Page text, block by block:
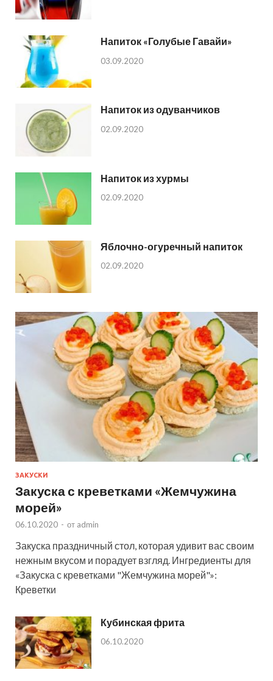
Напиток «Голубые Гавайи»
03.09.2020
Напиток из одуванчиков
02.09.2020
Напиток из хурмы
02.09.2020
Яблочно-огуречный напиток
02.09.2020
ЗАКУСКИ
Закуска с креветками «Жемчужина
морей»
06.10.2020 - от admin
Закуска праздничный стол, которая удивит вас своим
нежным вкусом и порадует взгляд. Ингредиенты для
«Закуска с креветками "Жемчужина морей"»:
Креветки
Кубинская фрита
06.10.2020